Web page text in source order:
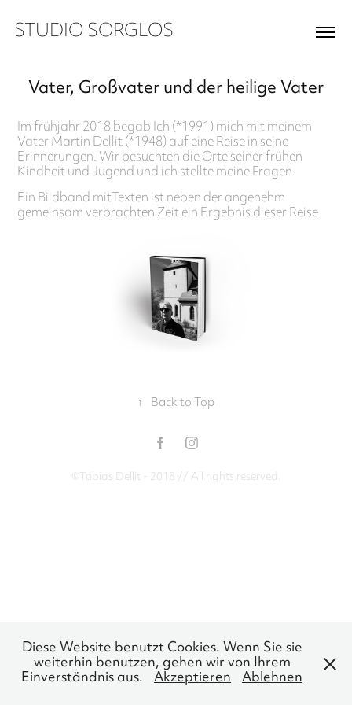
STUDIO SORGLOS
Vater, Großvater und der heilige Vater
Im frühjahr 2018 begab Ich (*1991) mich mit meinem
Vater Martin Dellit (*1948) auf eine Reise in seine
Erinnerungen. Wir besuchten die Orte seiner frühen
Kindheit und Jugend und ich stellte meine Fragen.
Ein Bildband mitTexten ist neben der angenehm
gemeinsam verbrachten Zeit ein Ergebnis dieser Reise.
↑ Back to Top
©Tobias Dellit - 2018 // All rights reserved.
Diese Website benutzt Cookies. Wenn Sie sie
weiterhin benutzen, gehen wir von Ihrem
Einverständnis aus. Akzeptieren Ablehnen